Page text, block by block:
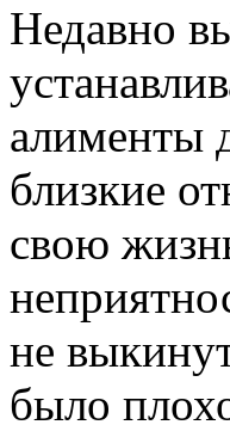
Недавно
алименты
близкие
свою
не
было